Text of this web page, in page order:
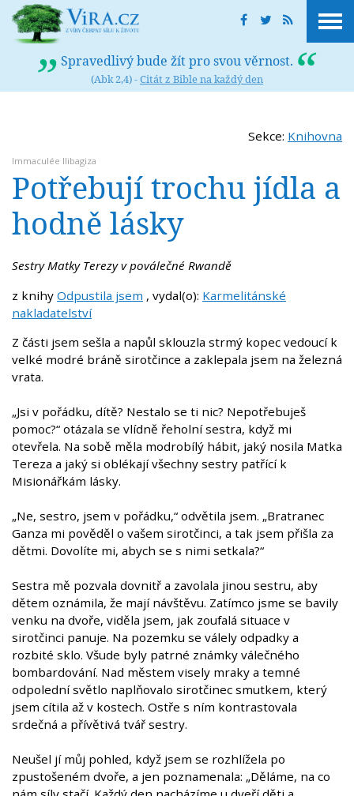
Spravedlivý bude žít pro svou věrnost.
(Abk 2,4) -Citát z Bible na každý den
Sekce: Knihovna
Immaculée Ilibagiza
Potřebují trochu jídla a
hodně lásky
Sestry Matky Terezy v poválečné Rwandě
z knihy Odpustila jsem , vydal(o): Karmelitánské
nakladatelství
Z části jsem sešla a napůl sklouzla strmý kopec vedoucí k
velké modré bráně sirotčince a zaklepala jsem na železná
vrata.
„Jsi v pořádku, dítě? Nestalo se ti nic? Nepotřebuješ
pomoc?“ otázala se vlídně řeholní sestra, když mi
otevřela. Na sobě měla modrobílý hábit, jaký nosila Matka
Tereza a jaký si oblékají všechny sestry patřící k
Misionářkám lásky.
„Ne, sestro, jsem v pořádku,“ odvětila jsem. „Bratranec
Ganza mi pověděl o vašem sirotčinci, a tak jsem přišla za
dětmi. Dovolíte mi, abych se s nimi setkala?“
Sestra mě pozvala dovnitř a zavolala jinou sestru, aby
dětem oznámila, že mají návštěvu. Zatímco jsme se bavily
venku na dvoře, viděla jsem, jak zoufalá situace v
sirotčinci panuje. Na pozemku se válely odpadky a
rozbité sklo. Všude byly patrné známky válečného
bombardování. Nad městem visely mraky a temné
odpolední světlo naplňovalo sirotčinec smutkem, který
jsem cítila až v kostech. Ostře s ním kontrastovala
srdečná a přívětivá tvář sestry.
Neušel jí můj pohled, když jsem se rozhlížela po
zpustošeném dvoře, a jen poznamenala: „Děláme, na co